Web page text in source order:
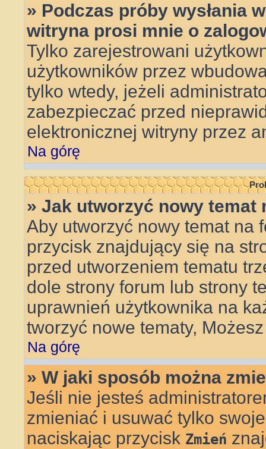
» Podczas próby wysłania
witryna prosi mnie o
Tylko zarejestrowani
użytkowników przez
tylko wtedy, jeżeli
zabezpieczać przed
elektronicznej witryny przez
Na górę
» Jak utworzyć nowy temat
Aby utworzyć nowy temat na
przycisk znajdujący się na
przed utworzeniem tematu
dole strony forum lub strony
uprawnień użytkownika na
tworzyć nowe tematy,
Na górę
» W jaki sposób można
Jeśli nie jesteś
zmieniać i usuwać tylko
naciskając przycisk Zmień